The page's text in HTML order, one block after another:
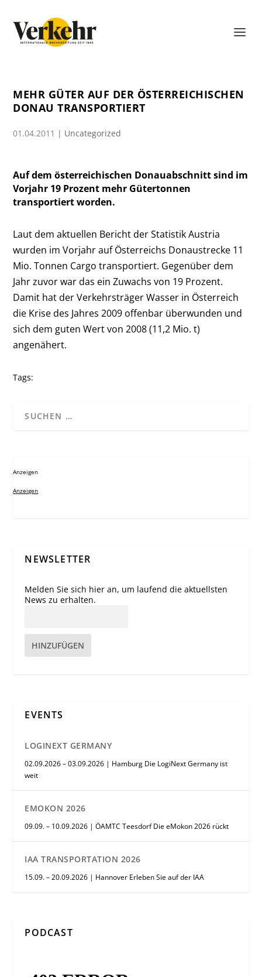
MEHR GÜTER AUF DER ÖSTERREICHISCHEN
DONAU TRANSPORTIERT
01.04.2011 | Uncategorized
Auf dem österreichischen Donauabschnitt sind im
Vorjahr 19 Prozent mehr Gütertonnen
transportiert worden.
Laut dem aktuellen Bericht der Statistik Austria
wurden im Vorjahr auf Österreichs Donaustrecke 11
Mio. Tonnen Cargo transportiert. Gegenüber dem
Jahr zuvor war das ein Zuwachs von 19 Prozent.
Damit hat der Verkehrsträger Wasser in Österreich
die Krise des Jahres 2009 offenbar überwunden und
sich dem guten Wert von 2008 (11,2 Mio. t)
angenähert.
Tags:
Anzeigen
Anzeigen
NEWSLETTER
Melden Sie sich hier an, um laufend die aktuellsten
News zu erhalten.
HINZUFÜGEN
EVENTS
LOGINEXT GERMANY
02.09.2026 – 03.09.2026 | Hamburg Die LogiNext Germany ist
weit
EMOKON 2026
09.09. – 10.09.2026 | ÖAMTC Teesdorf Die eMokon 2026 rückt
IAA TRANSPORTATION 2026
15.09. – 20.09.2026 | Hannover Erleben Sie auf der IAA
PODCAST